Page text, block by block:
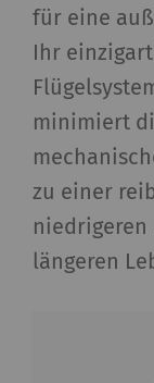
für eine
Ihr
minimiert
zu einer
längeren